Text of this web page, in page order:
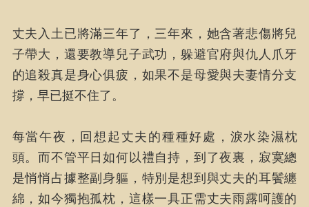
丈夫入土已將滿三年了，三年來，她含著悲傷將兒
子帶大，還要教導兒子武功，躲避官府與仇人爪牙
的追殺真是身心俱疲，如果不是母愛與夫妻情分支
撐，早已挺不住了。
每當午夜，回想起丈夫的種種好處，淚水染濕枕
頭。而不管平日如何以禮自持，到了夜裏，寂寞總
是悄悄占據整副身軀，特別是想到與丈夫的耳鬢纏
綿，如今獨抱孤枕，這樣一具正需丈夫雨露呵護的